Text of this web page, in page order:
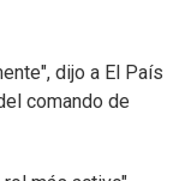
dijo a El País
comando de